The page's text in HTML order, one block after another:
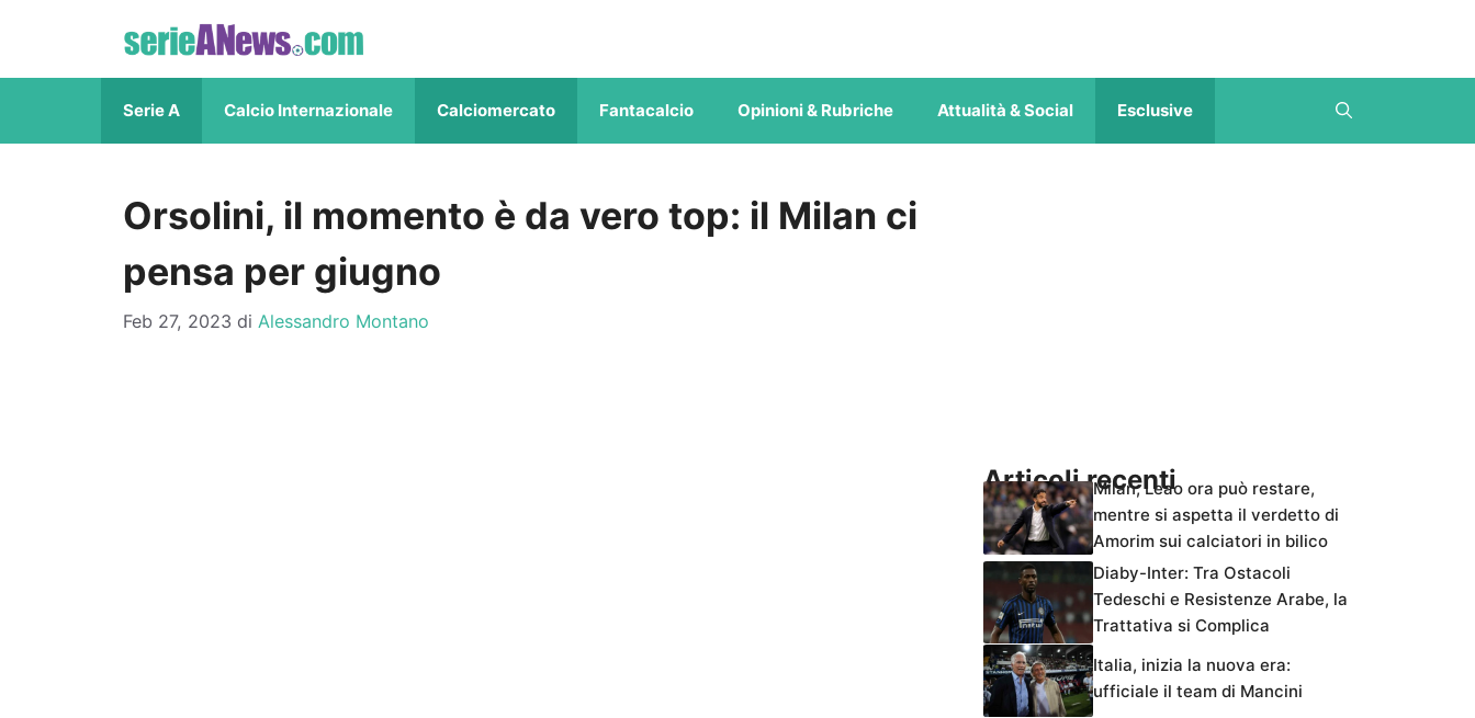
contenuto
Serie A Calcio Internazionale Calciomercato Fantacalcio Opinioni & Rubriche Attualità & Social Esclusive
Orsolini, il momento è da vero top: il Milan ci
pensa per giugno
Feb 27, 2023 di Alessandro Montano
Articoli recentiMilan, Leao ora può restare,
mentre si aspetta il verdetto di
Amorim sui calciatori in bilico
Diaby-Inter: Tra Ostacoli
Tedeschi e Resistenze Arabe, la
Trattativa si Complica
Italia, inizia la nuova era:
ufficiale il team di Mancini